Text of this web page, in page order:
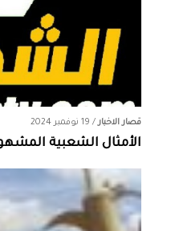
قصار الاخبار/ 19 نوفمبر 2024
الأمثال الشعبية